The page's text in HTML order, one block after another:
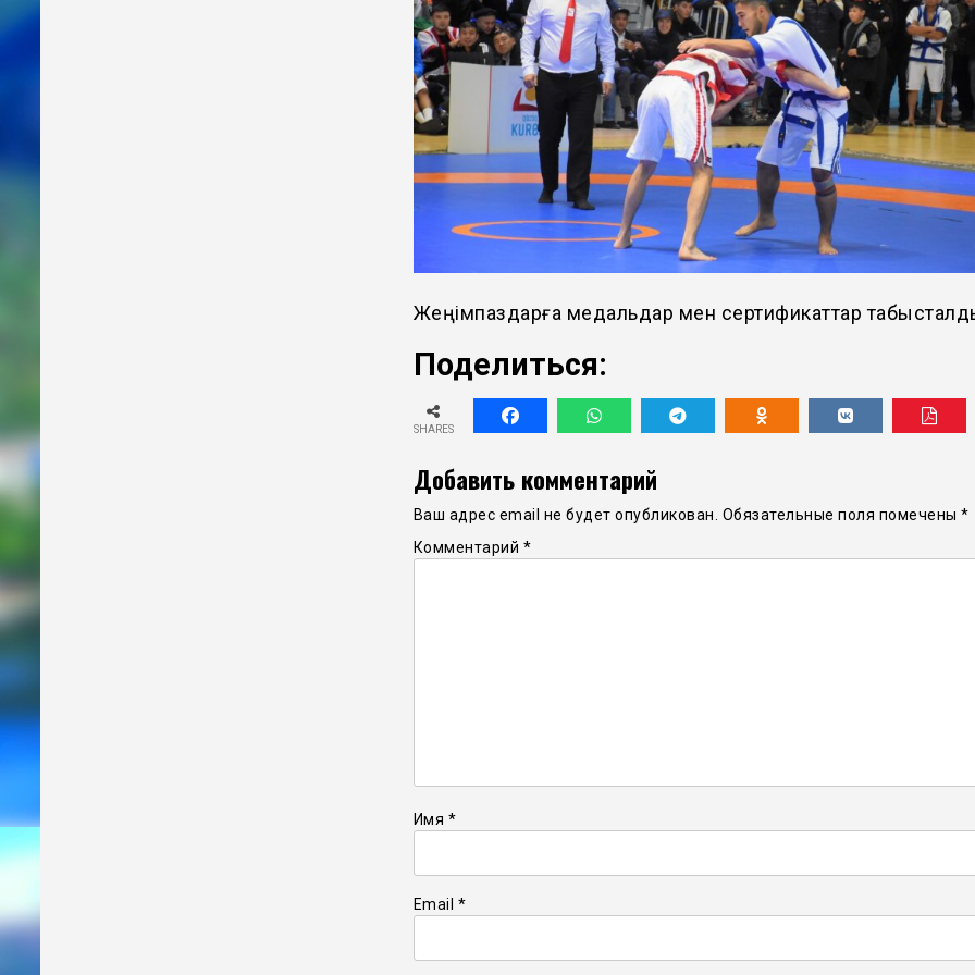
Жеңімпаздарға медальдар мен сертификаттар
Поделиться:
SHARES
Добавить комментарий
Ваш адрес email не будет опубликован. Обязательные поля помечены *
Комментарий *
Имя *
Email *